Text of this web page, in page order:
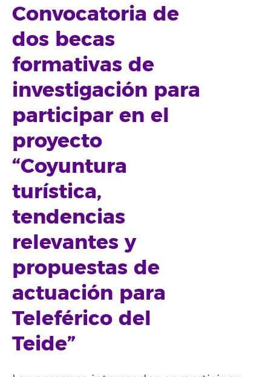
Convocatoria de
dos becas
formativas de
investigación para
participar en el
proyecto
“Coyuntura
turística,
tendencias
relevantes y
propuestas de
actuación para
Teleférico del
Teide”